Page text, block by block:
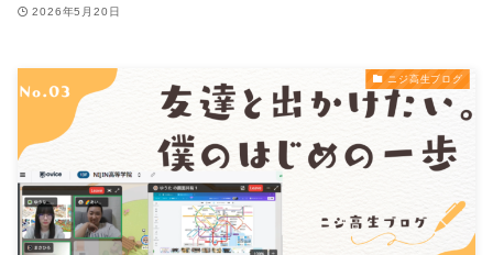
2026年5月20日
ニジ高生ブログ